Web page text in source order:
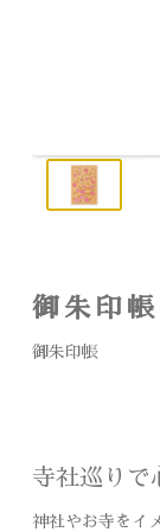
御朱印
御朱印帳
寺社巡りで
神社やお寺をイ